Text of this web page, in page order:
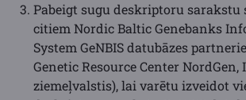
Pabeigt sugu deskriptoru sarakstu
citiem Nordic Baltic Genebanks
System GeNBIS datubāzes
Genetic Resource Center NordGen,
ziemeļvalstis), lai varētu izveidot